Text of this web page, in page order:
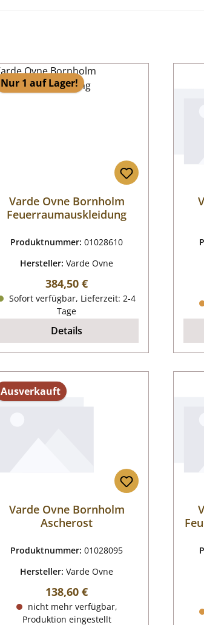
Nur 1 auf Lager!
Varde Ovne Bornholm
Feuerraumauskleidung
Produktnummer:01028610
Hersteller:Varde Ovne
Regulärer Preis:
384,50 €
Sofort verfügbar, Lieferzeit: 2-4
Tage
Details
Ausverkauft
Varde Ovne Bornholm
Ascherost
Produktnummer:01028095
Hersteller:Varde Ovne
Regulärer Preis:
138,60 €
nicht mehr verfügbar,
Produktion eingestellt